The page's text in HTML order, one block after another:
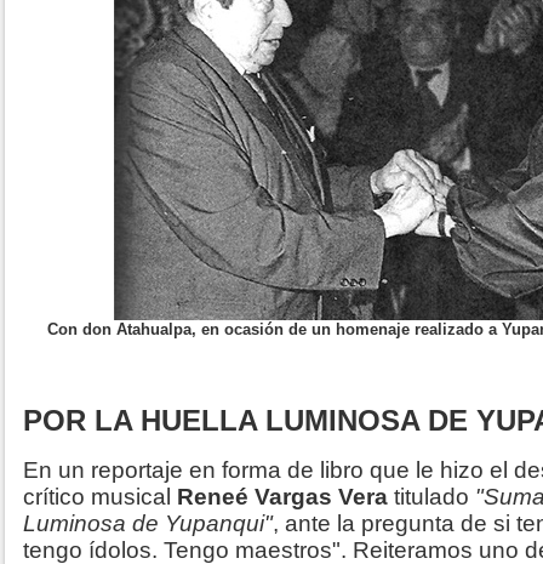
Con don Atahualpa, en ocasión de un homenaje realizado a
POR LA HUELLA LUMINOSA DE
En un reportaje en forma de libro que le hizo el
crítico musical Reneé Vargas Vera titulado
Luminosa de Yupanqui", ante la pregunta de si
tengo ídolos. Tengo maestros". Reiteramos uno